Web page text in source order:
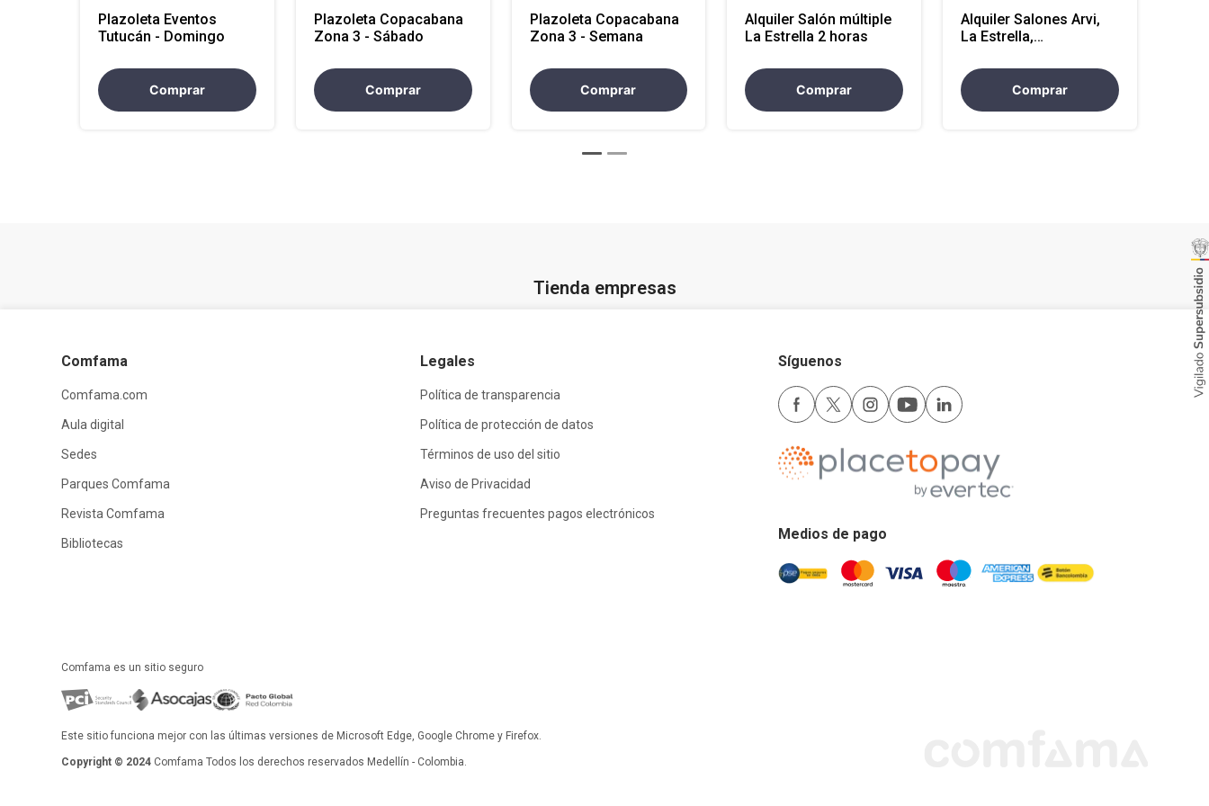
Plazoleta Eventos
Tutucán - Domingo
Comprar
Plazoleta Copacabana
Zona 3 - Sábado
Comprar
Plazoleta Copacabana
Zona 3 - Semana
Comprar
Alquiler Salón múltiple
La Estrella 2 horas
Comprar
Alquiler Salones Arvi,
La Estrella,
horas
Comprar
Tienda empresas
Comfama
Comfama.com
Aula digital
Sedes
Parques Comfama
Revista Comfama
Bibliotecas
Legales
Política de transparencia
Política de protección de datos
Términos de uso del sitio
Aviso de Privacidad
Preguntas frecuentes pagos electrónicos
Síguenos
Medios de pago
Comfama es un sitio seguro
Este sitio funciona mejor con las últimas versiones de Microsoft Edge, Google Chrome y Firefox.
Copyright © 2024 Comfama Todos los derechos reservados Medellín - Colombia.